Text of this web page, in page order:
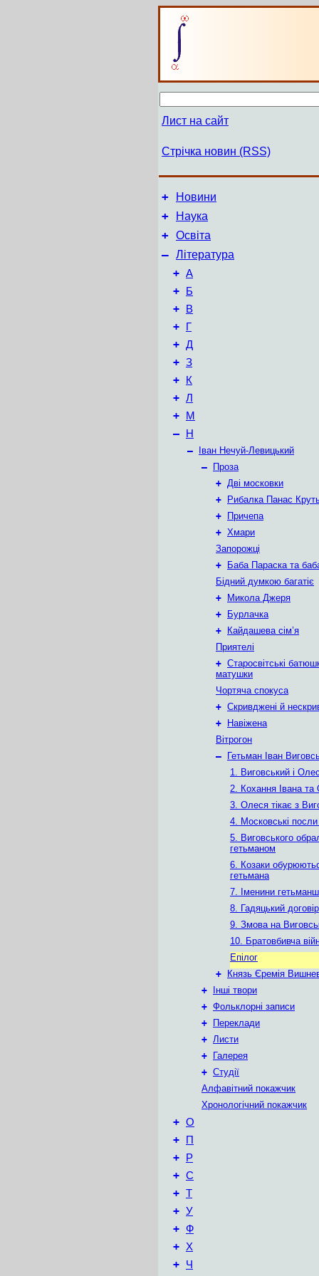
Лист на сайт
Стрічка новин (RSS)
+ Новини
+ Наука
+ Освіта
– Література
+ А
+ Б
+ В
+ Г
+ Д
+ З
+ К
+ Л
+ М
– Н
–
Іван Нечуй-Левицький
–
Проза
+ Дві московки
+
Рибалка Панас
+
Причепа
+ Хмари
Запорожці
+
Баба Параска та
Бідний думкою багатіє
+
Микола Джеря
+
Бурлачка
+
Кайдашева сім’я
Приятелі
+ Старосвітські
матушки
Чортяча спокуса
+ Скривджені й
+
Навіжена
Вітрогон
–
Гетьман Іван
1. Виговський і
2. Кохання Івана та
3. Олеся тікає з
4. Московські посли
5. Виговського
гетьманом
6. Козаки
гетьмана
7. Іменини
8. Гадяцький договір
9. Змова на
10. Братовбивча
Епілог
+
Князь Єремія
+
Інші твори
+ Фольклорні записи
+
Переклади
+ Листи
+
Галерея
+ Студії
Алфавітний покажчик
Хронологічний покажчик
+ О
+ П
+ Р
+ С
+ Т
+ У
+ Ф
+ Х
+ Ч